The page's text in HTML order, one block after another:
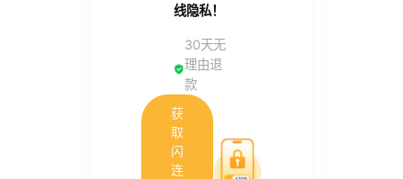
线隐私！
30天无
理由退
款
获
取
闪
连